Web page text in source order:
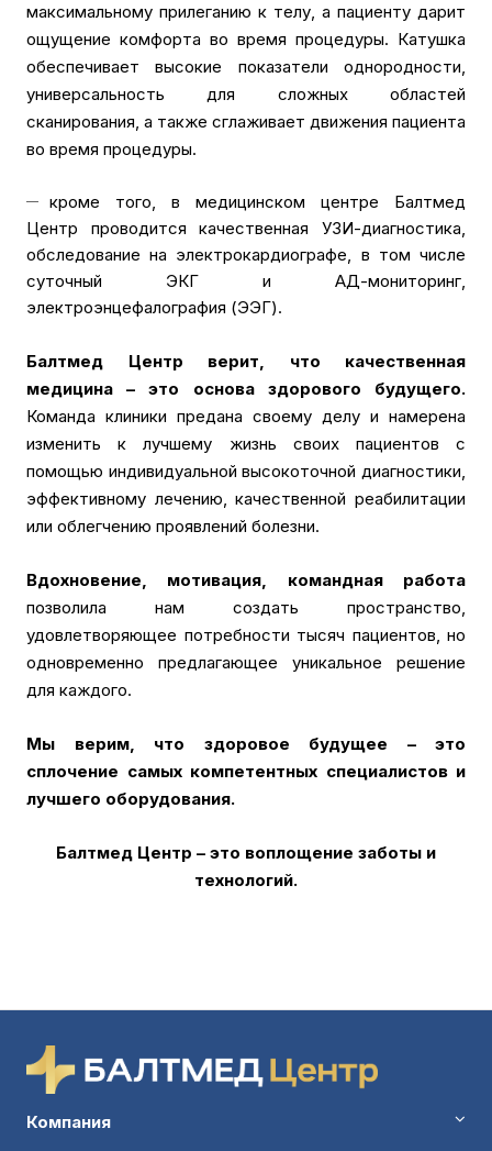
максимальному прилеганию к телу, а пациенту дарит
ощущение комфорта во время процедуры. Катушка
обеспечивает высокие показатели однородности,
универсальность для сложных областей
сканирования, а также сглаживает движения пациента
во время процедуры.
кроме того, в медицинском центре Балтмед
Центр проводится качественная УЗИ-диагностика,
обследование на электрокардиографе, в том числе
суточный ЭКГ и АД-мониторинг,
электроэнцефалография (ЭЭГ).
Балтмед Центр верит, что качественная
медицина – это основа здорового будущего.
Команда клиники предана своему делу и намерена
изменить к лучшему жизнь своих пациентов с
помощью индивидуальной высокоточной диагностики,
эффективному лечению, качественной реабилитации
или облегчению проявлений болезни.
Вдохновение, мотивация, командная работа
позволила нам создать пространство,
удовлетворяющее потребности тысяч пациентов, но
одновременно предлагающее уникальное решение
для каждого.
Мы верим, что здоровое будущее – это
сплочение самых компетентных специалистов и
лучшего оборудования.
Балтмед Центр – это воплощение заботы и
технологий.
Компания